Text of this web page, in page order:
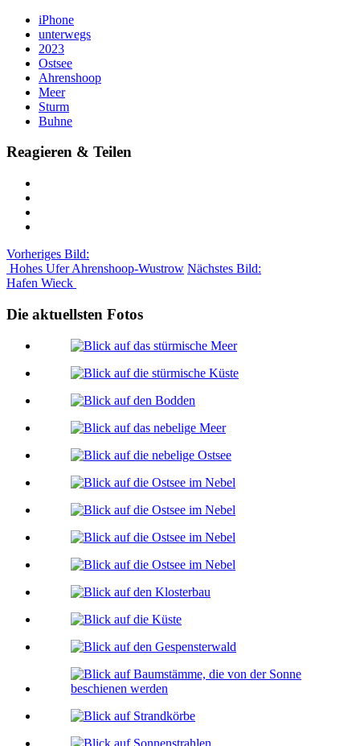
iPhone
unterwegs
2023
Ostsee
Ahrenshoop
Meer
Sturm
Buhne
Reagieren & Teilen
Vorheriges Bild:
Hohes Ufer Ahrenshoop-Wustrow Nächstes Bild:
Hafen Wieck
Die aktuellsten Fotos